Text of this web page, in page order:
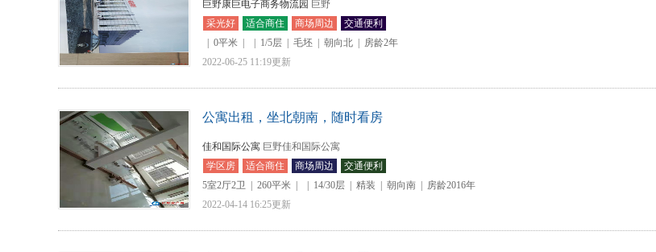
巨野康巨电子商务物流园 巨野
采光好
适合商住 商场周边
交通便利
0平米 1/5层 毛坯 朝向北
房龄2年
2022-06-25 11:19更新
公寓出租，坐北朝南，随时看房
佳和国际公寓 巨野佳和国际公寓
学区房
适合商住 商场周边
交通便利
5室2厅2卫
260平米 14/30层 精装 朝向南
房龄2016年
2022-04-14 16:25更新